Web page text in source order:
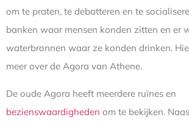
om te praten, te debatteren en te
banken waar mensen konden zitten en er
waterbronnen waar ze konden drinken.
meer over de Agora van Athene.
De oude Agora heeft meerdere ruïnes en
bezienswaardigheden om te bekijken.